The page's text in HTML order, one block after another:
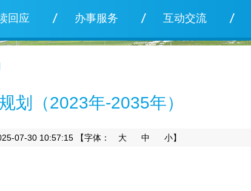
回应 办事服务 互动交流
划（2023年-2035年）
07-30 10:57:15 【字体： 大 中 小】